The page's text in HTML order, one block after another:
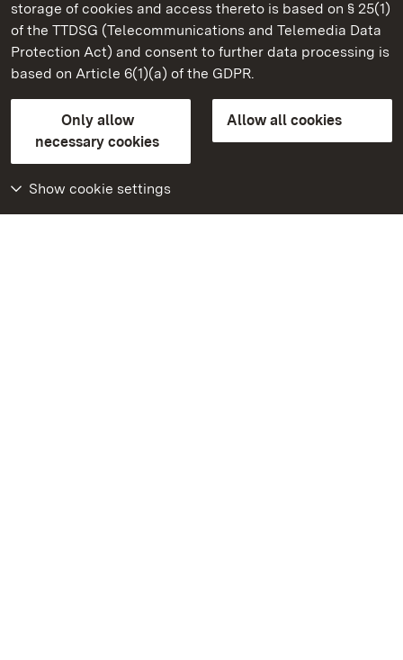
storage of cookies and access thereto is based on § 25(1)
of the TTDSG (Telecommunications and Telemedia Data
Protection Act) and consent to further data processing is
based on Article 6(1)(a) of the GDPR.
Only allow
necessary cookies
Allow all cookies
Show cookie settings
Rastatt Residential Palace
State Palaces and Gardens of Baden-Wuerttemberg
Contact usFAQMasthead
Declaration on barrier-free access
BITV-konform (geprüfte Seiten)